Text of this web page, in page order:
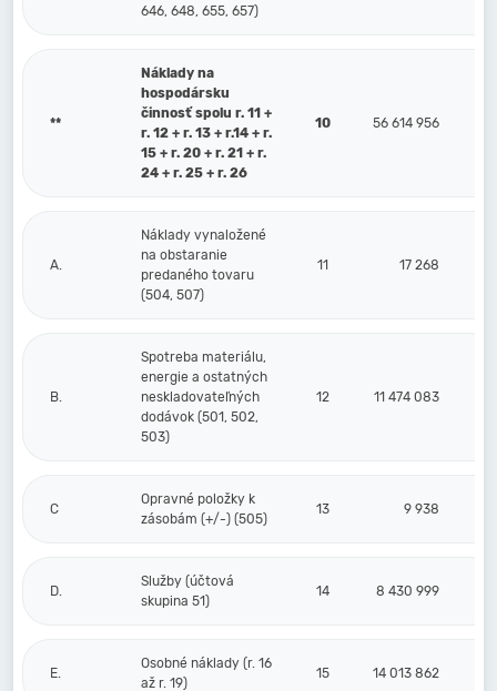
646, 648, 655, 657)
**
Náklady na
hospodársku
činnosť spolu r. 11 +
r. 12 + r. 13 + r.14 + r.
15 + r. 20 + r. 21 + r.
24 + r. 25 + r. 26
10 56 614 956
A.
Náklady vynaložené
na obstaranie
predaného tovaru
(504, 507)
11 17 268
B.
Spotreba materiálu,
energie a ostatných
neskladovateľných
dodávok (501, 502,
503)
12 11 474 083
C
Opravné položky k
zásobám (+/-) (505)
13 9 938
D.
Služby (účtová
skupina 51)
14 8 430 999
E.
Osobné náklady (r. 16
až r. 19)
15 14 013 862